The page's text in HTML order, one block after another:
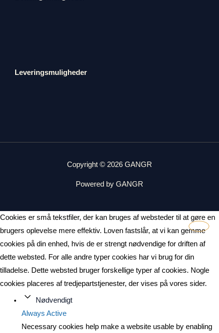
Leveringsmuligheder
Copyright © 2026 GANGR
Powered by GANGR
Cookies er små tekstfiler, der kan bruges af websteder til at gøre en
brugers oplevelse mere effektiv. Loven fastslår, at vi kan gemme
cookies på din enhed, hvis de er strengt nødvendige for driften af
dette websted. For alle andre typer cookies har vi brug for din
tilladelse. Dette websted bruger forskellige typer af cookies. Nogle
cookies placeres af tredjepartstjenester, der vises på vores sider.
Nødvendigt
Always Active
Necessary cookies help make a website usable by enabling